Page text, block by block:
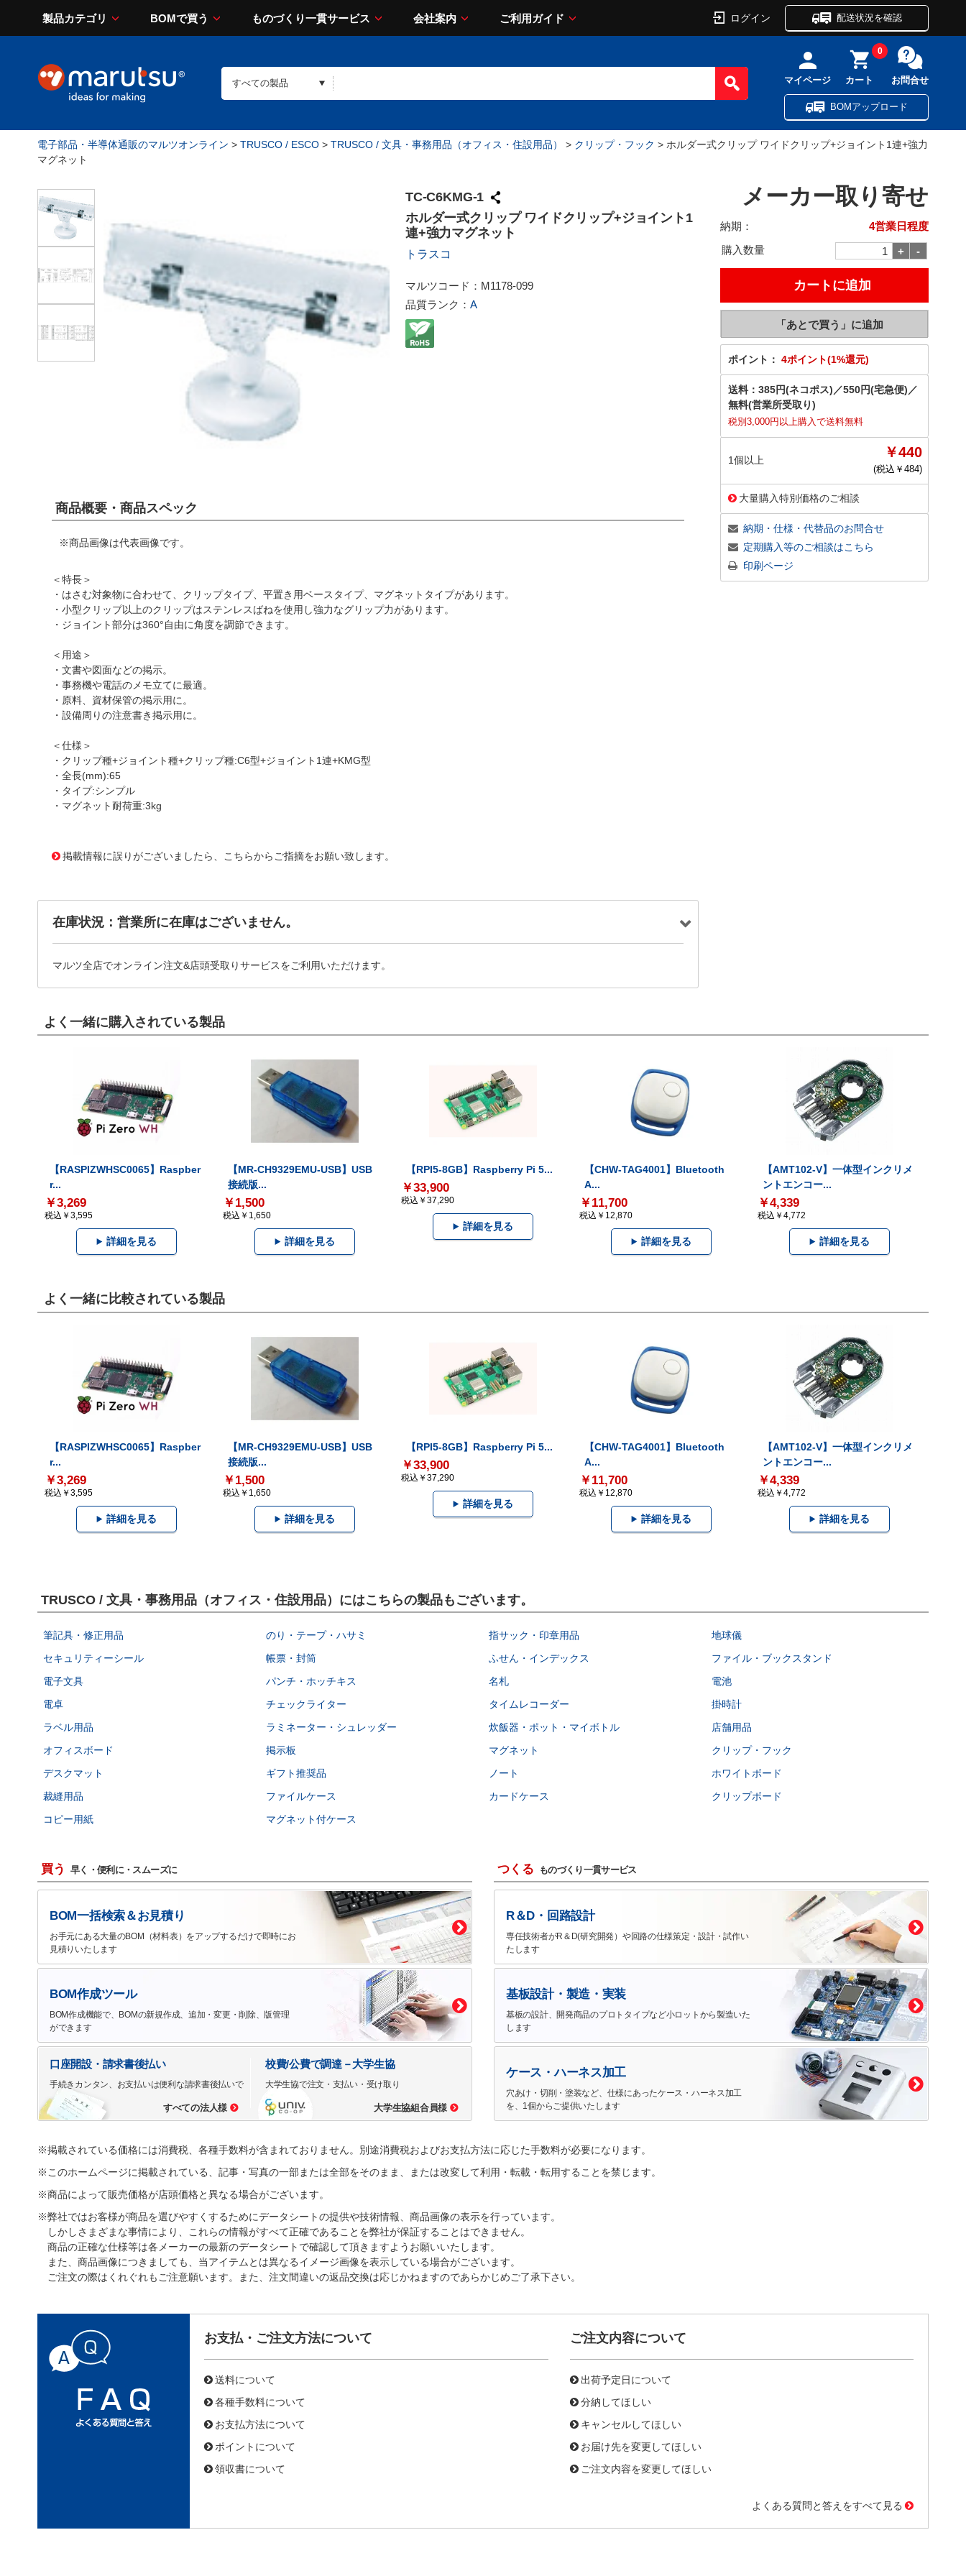
製品カテゴリ BOMで買う ものづくり一貫サービス 会社案内 ご利用ガイド ログイン 配送状況を確認
マイページ カート
0
お問合せ
BOMアップロード
電子部品・半導体通販のマルツオンライン > TRUSCO / ESCO > TRUSCO / 文具・事務用品（オフィス・住設用品） > クリップ・フック > ホルダー式クリップ ワイドクリップ+ジョイント1連+強力
マグネット
TC-C6KMG-1
ホルダー式クリップ ワイドクリップ+ジョイント1
連+強力マグネット
トラスコ
マルツコード： M1178-099
品質ランク： A
メーカー取り寄せ
納期：
4営業日程度
購入数量
ポイント： 4ポイント(1%還元)
送料： 385円(ネコポス) ／550円(宅急便) ／
無料(営業所受取り)
税別3,000円以上購入で送料無料
1個以上 ￥440
(税込￥ 484)
大量購入特別価格のご相談
納期・仕様・代替品のお問合せ
定期購入等のご相談はこちら
印刷ページ
商品概要・商品スペック
※商品画像は代表画像です。
＜特長＞
・はさむ対象物に合わせて、クリップタイプ、平置き用ベースタイプ、マグネットタイプがあります。
・小型クリップ以上のクリップはステンレスばねを使用し強力なグリップ力があります。
・ジョイント部分は360°自由に角度を調節できます。
＜用途＞
・文書や図面などの掲示。
・事務機や電話のメモ立てに最適。
・原料、資材保管の掲示用に。
・設備周りの注意書き掲示用に。
＜仕様＞
・クリップ種+ジョイント種+クリップ種:C6型+ジョイント1連+KMG型
・全長(mm):65
・タイプ:シンプル
・マグネット耐荷重:3kg
掲載情報に誤りがございましたら、こちらからご指摘をお願い致します。
在庫状況：営業所に在庫はございません。
マルツ全店でオンライン注文&店頭受取りサービスをご利用いただけます。
よく一緒に購入されている製品
【RASPIZWHSC0065】Raspber
r...
￥3,269
税込￥3,595
詳細を見る
【MR-CH9329EMU-USB】USB
接続版...
￥1,500
税込￥1,650
詳細を見る
【RPI5-8GB】Raspberry Pi 5...
￥33,900
税込￥37,290
詳細を見る
【CHW-TAG4001】Bluetooth
A...
￥11,700
税込￥12,870
詳細を見る
【AMT102-V】一体型インクリメ
ントエンコー...
￥4,339
税込￥4,772
詳細を見る
よく一緒に比較されている製品
【RASPIZWHSC0065】Raspber
r...
￥3,269
税込￥3,595
詳細を見る
【MR-CH9329EMU-USB】USB
接続版...
￥1,500
税込￥1,650
詳細を見る
【RPI5-8GB】Raspberry Pi 5...
￥33,900
税込￥37,290
詳細を見る
【CHW-TAG4001】Bluetooth
A...
￥11,700
税込￥12,870
詳細を見る
【AMT102-V】一体型インクリメ
ントエンコー...
￥4,339
税込￥4,772
詳細を見る
TRUSCO / 文具・事務用品（オフィス・住設用品）にはこちらの製品もございます。
筆記具・修正用品 のり・テープ・ハサミ 指サック・印章用品
地球儀
セキュリティーシール
帳票・封筒 ふせん・インデックス
ファイル・ブックスタンド
電子文具
パンチ・ホッチキス 名札
電池
電卓
チェックライター タイムレコーダー
掛時計
ラベル用品
ラミネーター・シュレッダー 炊飯器・ポット・マイボトル
店舗用品
オフィスボード
掲示板 マグネット
クリップ・フック
デスクマット
ギフト推奨品 ノート
ホワイトボード
裁縫用品
ファイルケース カードケース
クリップボード
コピー用紙
マグネット付ケース
買う 早く・便利に・スムーズに
BOM一括検索＆お見積り
お手元にある大量のBOM（材料表）をアップするだけで即時にお
見積りいたします
BOM作成ツール
BOM作成機能で、BOMの新規作成、追加・変更・削除、版管理
ができます
口座開設・請求書後払い
手続きカンタン、お支払いは便利な請求書後払いで
すべての法人様
校費/公費で調達－大学生協
大学生協で注文・支払い・受け取り
大学生協組合員様
つくる ものづくり一貫サービス
R＆D・回路設計
専任技術者がR＆D(研究開発）や回路の仕様策定・設計・試作い
たします
基板設計・製造・実装
基板の設計、開発商品のプロトタイプなど小ロットから製造いた
します
ケース・ハーネス加工
穴あけ・切削・塗装など、仕様にあったケース・ハーネス加工
を、1個からご提供いたします
※掲載されている価格には消費税、各種手数料が含まれておりません。別途消費税およびお支払方法に応じた手数料が必要になります。
※このホームページに掲載されている、記事・写真の一部または全部をそのまま、または改変して利用・転載・転用することを禁じます。
※商品によって販売価格が店頭価格と異なる場合がございます。
※弊社ではお客様が商品を選びやすくするためにデータシートの提供や技術情報、商品画像の表示を行っています。
しかしさまざまな事情により、これらの情報がすべて正確であることを弊社が保証することはできません。
商品の正確な仕様等は各メーカーの最新のデータシートで確認して頂きますようお願いいたします。
また、商品画像につきましても、当アイテムとは異なるイメージ画像を表示している場合がございます。
ご注文の際はくれぐれもご注意願います。また、注文間違いの返品交換は応じかねますのであらかじめご了承下さい。
お支払・ご注文方法について
送料について
各種手数料について
お支払方法について
ポイントについて
領収書について
ご注文内容について
出荷予定日について
分納してほしい
キャンセルしてほしい
お届け先を変更してほしい
ご注文内容を変更してほしい
よくある質問と答えをすべて見る